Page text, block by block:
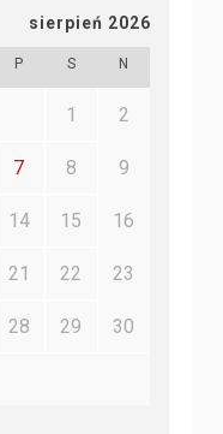
sierpień 2026
P S N
1 2
7 8 9
14 15 16
21 22 23
28 29 30